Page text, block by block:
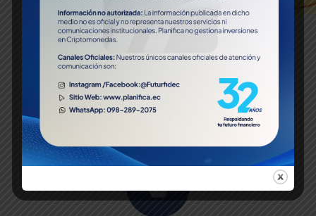
Inicia tu Inversión
Descarga nuestra app en tu tienda favorita